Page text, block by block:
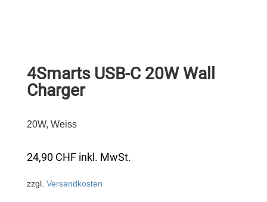
4Smarts USB-C 20W Wall
Charger
20W, Weiss
24,90 CHF inkl. MwSt.
zzgl. Versandkosten